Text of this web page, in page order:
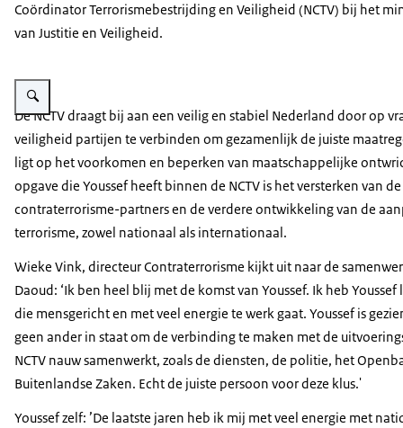
Coördinator Terrorismebestrijding en Veiligheid (NCTV) bij het
van Justitie en Veiligheid.
Vergroot afbeelding Youssef Aït Daoud
De NCTV draagt bij aan een veilig en stabiel Nederland door op
veiligheid partijen te verbinden om gezamenlijk de juiste
ligt op het voorkomen en beperken van maatschappelijke
opgave die Youssef heeft binnen de NCTV is het versterken van
contraterrorisme-partners en de verdere ontwikkeling van de
terrorisme, zowel nationaal als internationaal.
Wieke Vink, directeur Contraterrorisme kijkt uit naar de
Daoud: ‘Ik ben heel blij met de komst van Youssef. Ik heb
die mensgericht en met veel energie te werk gaat. Youssef is
geen ander in staat om de verbinding te maken met de
NCTV nauw samenwerkt, zoals de diensten, de politie, het
Buitenlandse Zaken. Echt de juiste persoon voor deze klus.'
Youssef zelf: ’De laatste jaren heb ik mij met veel energie met